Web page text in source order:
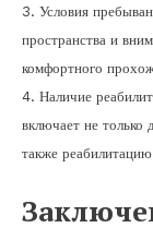
3. Условия
пространства и
комфортного
4. Наличие
включает не
также